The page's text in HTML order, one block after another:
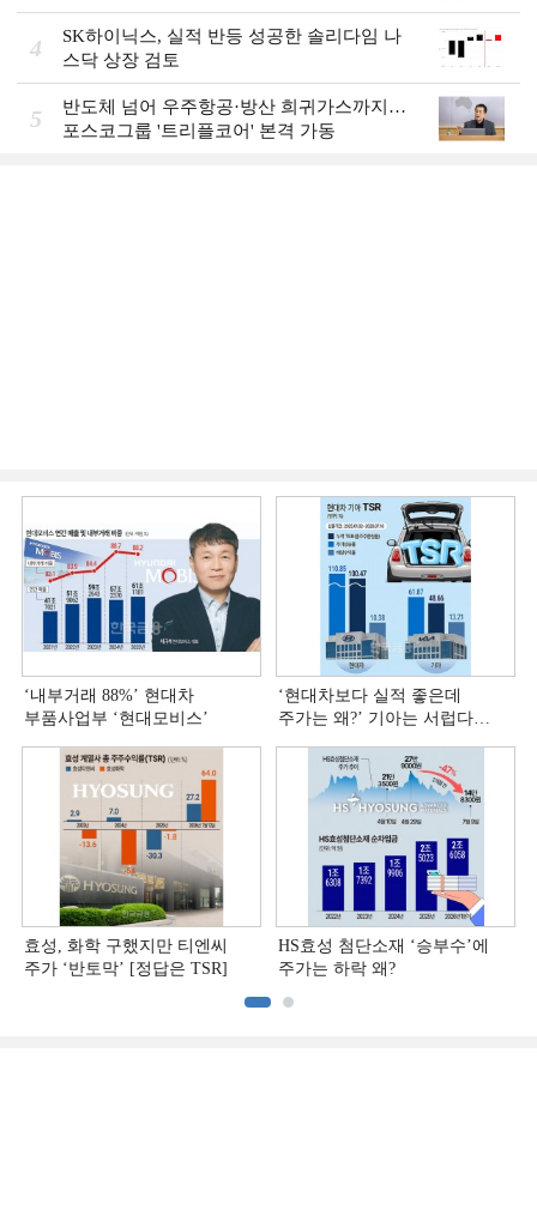
4
SK하이닉스, 실적 반등 성공한 솔리다임 나
스닥 상장 검토
5
반도체 넘어 우주항공·방산 희귀가스까지…
포스코그룹 '트리플코어' 본격 가동
‘내부거래 88%ʼ 현대차
부품사업부 ‘현대모비스ʼ
‘현대차보다 실적 좋은데
주가는 왜?ʼ 기아는 서럽다
효성, 화학 구했지만 티엔씨
주가 ‘반토막’ [정답은 TSR]
HS효성 첨단소재 ‘승부수’에
주가는 하락 왜?